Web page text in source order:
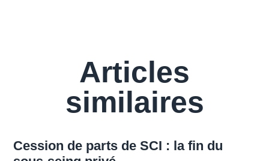
Articles
similaires
Cession de parts de SCI : la fin du